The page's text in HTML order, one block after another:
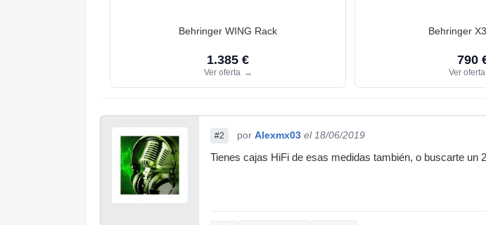
Behringer WING Rack
1.385 €
Ver oferta →
Behringer
790
Ver oferta
#2 por Alexmx03 el 18/06/2019
Tienes cajas HiFi de esas medidas también, o buscarte un